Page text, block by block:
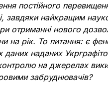
постійного
завдяки найкращим
отриманні нового
на рік. То питання: є
даних наданих
на джерелах
забруднювачів?